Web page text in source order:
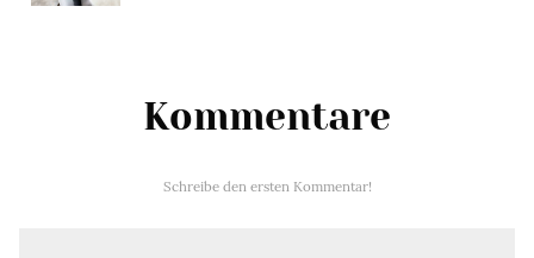
Kommentare
Schreibe den ersten Kommentar!